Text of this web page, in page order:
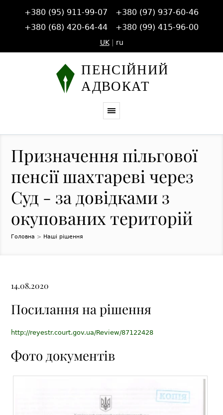
+380 (95) 911-99-07
+380 (97) 937-60-46
+380 (68) 420-64-44
+380 (99) 415-96-00
UK| ru
Призначення пільгової
пенсії шахтареві через
Суд - за довідками з
окупованих територій
Головна > Наші рішення
14.08.2020
Посилання на рішення
http://reyestr.court.gov.ua/Review/87122428
Фото документів